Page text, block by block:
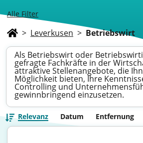
Alle Filter
> Leverkusen > Betriebswirt
Als Betriebswirt oder
gefragte Fachkräfte in der
attraktive Stellenangebote, die
Möglichkeit bieten, Ihre
Controlling und
gewinnbringend einzusetzen.
Relevanz Datum Entfernung